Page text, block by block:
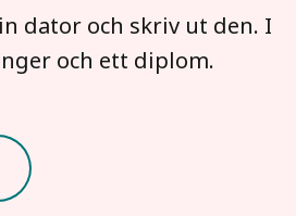
dator och skriv ut den. I
och ett diplom.